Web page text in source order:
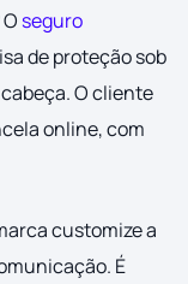
seguro
de proteção sob
O cliente
online, com
customize a
É